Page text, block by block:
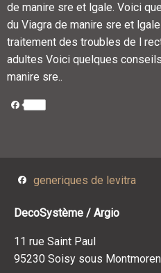
de manire sre et lgale. Voici
du Viagra de manire sre et
traitement des troubles de l
adultes Voici quelques
manire sre..
Facebook
Facebook
generiques de levitra
DecoSystème / Argio
11 rue Saint Paul
95230 Soisy sous